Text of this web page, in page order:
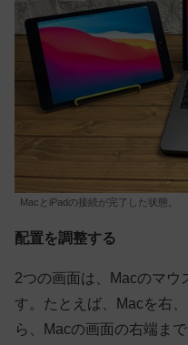
MacとiPadの接続が完了した状態。
配置を調整する
2つの画面は、Macのマウ
す。たとえば、Macを右
ら、Macの画面の右端ま